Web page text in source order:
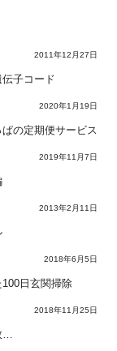
2011年12月27日
子コード
2020年1月19日
の定期便サービス
2019年11月7日
2013年2月11日
2018年6月5日
日玄関掃除
2018年11月25日